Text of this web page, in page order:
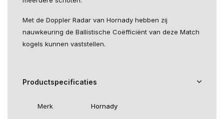
Met de Doppler Radar van Hornady hebben zij
nauwkeuring de Ballistische Coëfficiënt van deze Match
kogels kunnen vaststellen.
Productspecificaties
Merk Hornady